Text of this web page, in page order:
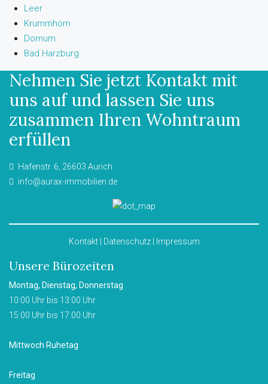
Leer
Krummhörn
Dornum
Bad Harzburg
Nehmen Sie jetzt Kontakt mit
uns auf und lassen Sie uns
zusammen Ihren Wohntraum
erfüllen
Hafenstr. 6, 26603 Aurich
info@aurax-immobilien.de
Kontakt| Datenschutz| Impressum
Unsere Bürozeiten
Montag, Dienstag, Donnerstag
10:00 Uhr bis 13:00 Uhr
15:00 Uhr bis 17:00 Uhr
Mittwoch Ruhetag
Freitag